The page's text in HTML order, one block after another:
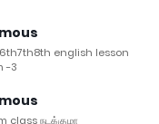
english lesson
-3
class நடக்குமா